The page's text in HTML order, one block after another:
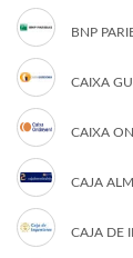
BNP
CAIXA
CAIXA
CAJA
CAJA DE